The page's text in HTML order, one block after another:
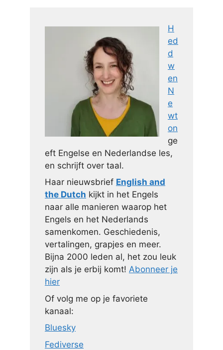
H
ed
d
w
en
N
e
wt
on
ge
eft Engelse en Nederlandse les,
en schrijft over taal.
Haar nieuwsbrief English and
the Dutch kijkt in het Engels
naar alle manieren waarop het
Engels en het Nederlands
samenkomen. Geschiedenis,
vertalingen, grapjes en meer.
Bijna 2000 leden al, het zou leuk
zijn als je erbij komt! Abonneer je
hier
Of volg me op je favoriete
kanaal:
Bluesky
Fediverse